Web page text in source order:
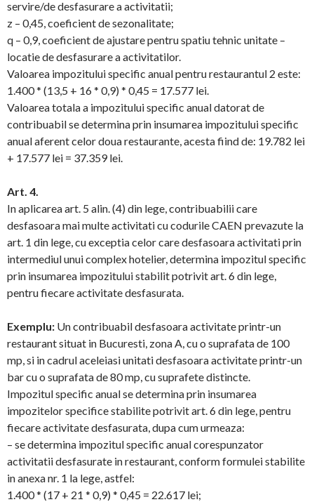
servire/de desfasurare a activitatii;
z – 0,45, coeficient de sezonalitate;
q – 0,9, coeficient de ajustare pentru spatiu tehnic unitate –
locatie de desfasurare a activitatilor.
Valoarea impozitului specific anual pentru restaurantul 2 este:
1.400 * (13,5 + 16 * 0,9) * 0,45 = 17.577 lei.
Valoarea totala a impozitului specific anual datorat de
contribuabil se determina prin insumarea impozitului specific
anual aferent celor doua restaurante, acesta fiind de: 19.782 lei
+ 17.577 lei = 37.359 lei.
Art. 4.
In aplicarea art. 5 alin. (4) din lege, contribuabilii care
desfasoara mai multe activitati cu codurile CAEN prevazute la
art. 1 din lege, cu exceptia celor care desfasoara activitati prin
intermediul unui complex hotelier, determina impozitul specific
prin insumarea impozitului stabilit potrivit art. 6 din lege,
pentru fiecare activitate desfasurata.
Exemplu: Un contribuabil desfasoara activitate printr-un
restaurant situat in Bucuresti, zona A, cu o suprafata de 100
mp, si in cadrul aceleiasi unitati desfasoara activitate printr-un
bar cu o suprafata de 80 mp, cu suprafete distincte.
Impozitul specific anual se determina prin insumarea
impozitelor specifice stabilite potrivit art. 6 din lege, pentru
fiecare activitate desfasurata, dupa cum urmeaza:
– se determina impozitul specific anual corespunzator
activitatii desfasurate in restaurant, conform formulei stabilite
in anexa nr. 1 la lege, astfel:
1.400 * (17 + 21 * 0,9) * 0,45 = 22.617 lei;